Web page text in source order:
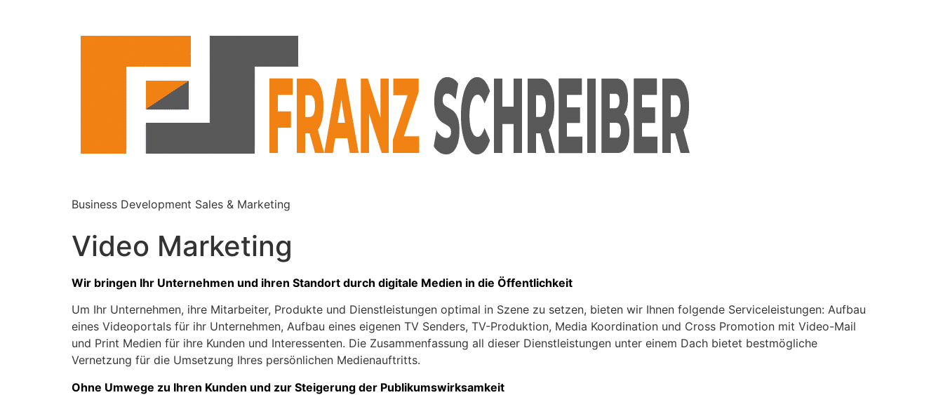
Business Development Sales & Marketing
Video Marketing
Wir bringen Ihr Unternehmen und ihren Standort durch digitale Medien in die Öffentlichkeit
Um Ihr Unternehmen, ihre Mitarbeiter, Produkte und Dienstleistungen optimal in Szene zu setzen, bieten wir Ihnen folgende Serviceleistungen: Aufbau
eines Videoportals für ihr Unternehmen, Aufbau eines eigenen TV Senders, TV-Produktion, Media Koordination und Cross Promotion mit Video-Mail
und Print Medien für ihre Kunden und Interessenten. Die Zusammenfassung all dieser Dienstleistungen unter einem Dach bietet bestmögliche
Vernetzung für die Umsetzung Ihres persönlichen Medienauftritts.
Ohne Umwege zu Ihren Kunden und zur Steigerung der Publikumswirksamkeit